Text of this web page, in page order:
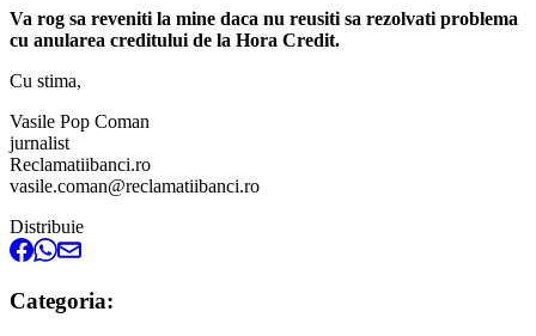
Va rog sa reveniti la mine daca nu reusiti sa rezolvati problema
cu anularea creditului de la Hora Credit.
Cu stima,
Vasile Pop Coman
jurnalist
Reclamatiibanci.ro
vasile.coman@reclamatiibanci.ro
Distribuie
Categoria: